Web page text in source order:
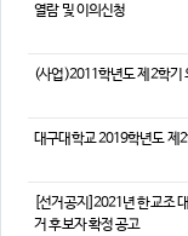
열람 및 이의신청
(사업)2011학년도 제2학기
대구대학교 2019학년도 제
[선거공지]2021년 한교조
거 후보자 확정 공고